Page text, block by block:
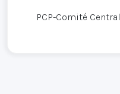
PCP-Comité Central